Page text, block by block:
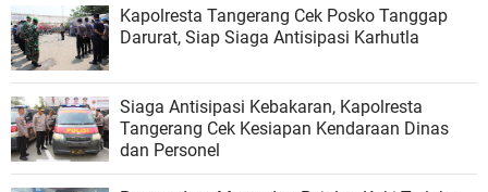
Kapolresta Tangerang Cek Posko Tanggap
Darurat, Siap Siaga Antisipasi Karhutla
Siaga Antisipasi Kebakaran, Kapolresta
Tangerang Cek Kesiapan Kendaraan Dinas
dan Personel